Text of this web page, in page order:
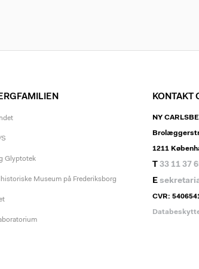
Glyptotek
Museum på Frederiksborg
KONTAKT
NY
1211
T 33 11 37
E
CVR: